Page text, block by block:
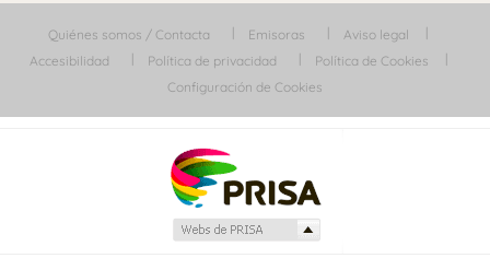
Quiénes somos / Contacta Emisoras
Aviso legal
Accesibilidad
Política de privacidad
Política de Cookies
Configuración de Cookies